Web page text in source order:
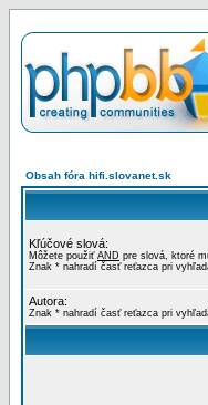
Obsah fóra hifi.slovanet.sk
Kľúčové slová:
Môžete použiť AND pre slová, ktoré
Znak * nahradí časť reťazca pri
Autora:
Znak * nahradí časť reťazca pri